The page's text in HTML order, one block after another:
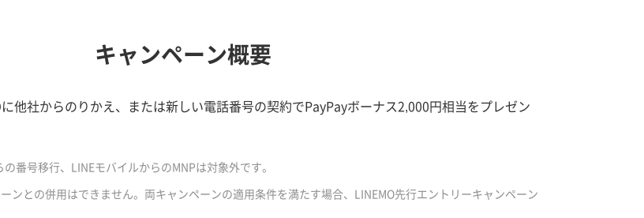
キャンペーン概要
他社からのりかえ、または新しい電話番号の契約でPayPayボーナス2,000円相当をプレゼン
番号移行、LINEモバイルからのMNPは対象外です。
ンとの併用はできません。両キャンペーンの適用条件を満たす場合、LINEMO先行エントリーキャンペーン